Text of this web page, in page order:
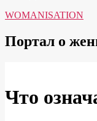
WOMANISATION
Портал о
Что